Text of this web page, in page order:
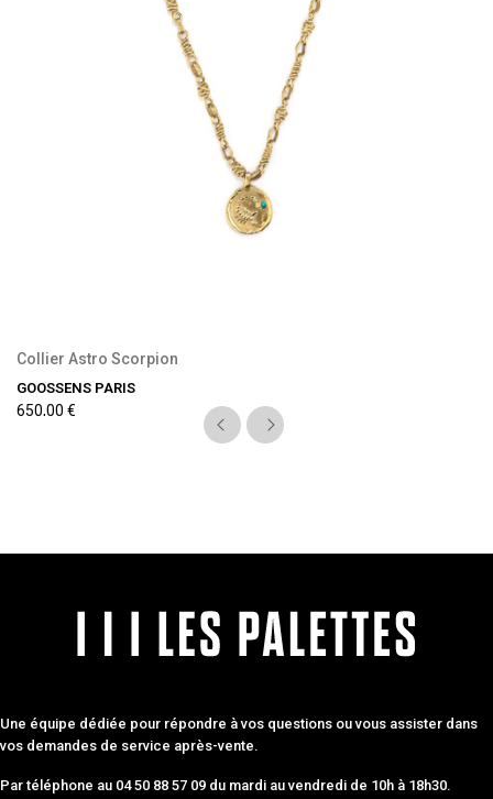
Collier Astro Scorpion
GOOSSENS PARIS
650,00 €
Une équipe dédiée pour répondre à vos questions ou vous assister dans
vos demandes de service après-vente.
Par téléphone au 04 50 88 57 09 du mardi au vendredi de 10h à 18h30.